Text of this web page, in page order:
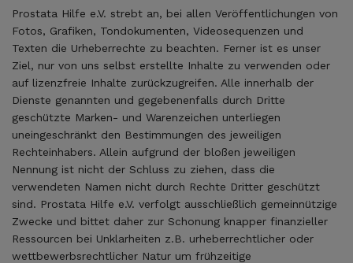
Prostata Hilfe e.V. strebt an, bei allen Veröffentlichungen von
Fotos, Grafiken, Tondokumenten, Videosequenzen und
Texten die Urheberrechte zu beachten. Ferner ist es unser
Ziel, nur von uns selbst erstellte Inhalte zu verwenden oder
auf lizenzfreie Inhalte zurückzugreifen. Alle innerhalb der
Dienste genannten und gegebenenfalls durch Dritte
geschützte Marken- und Warenzeichen unterliegen
uneingeschränkt den Bestimmungen des jeweiligen
Rechteinhabers. Allein aufgrund der bloßen jeweiligen
Nennung ist nicht der Schluss zu ziehen, dass die
verwendeten Namen nicht durch Rechte Dritter geschützt
sind. Prostata Hilfe e.V. verfolgt ausschließlich gemeinnützige
Zwecke und bittet daher zur Schonung knapper finanzieller
Ressourcen bei Unklarheiten z.B. urheberrechtlicher oder
wettbewerbsrechtlicher Natur um frühzeitige